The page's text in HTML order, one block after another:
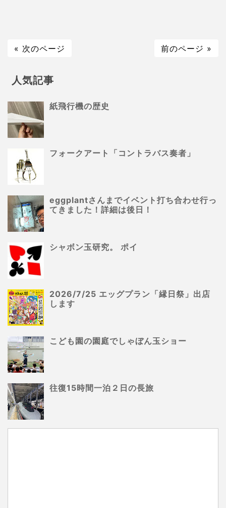
« 次のページ 前のページ »
人気記事
紙飛行機の歴史
フォークアート「コントラバス奏者」
eggplantさんまでイベント打ち合わせ行っ
てきました！詳細は後日！
シャボン玉研究。 ポイ
2026/7/25 エッグプラン「縁日祭」出店
します
こども園の園庭でしゃぼん玉ショー
往復15時間一泊２日の長旅